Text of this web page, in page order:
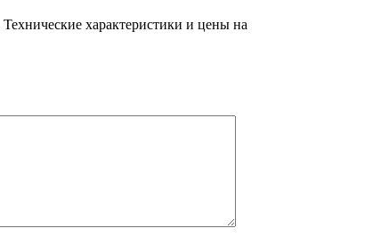
характеристики и цены на